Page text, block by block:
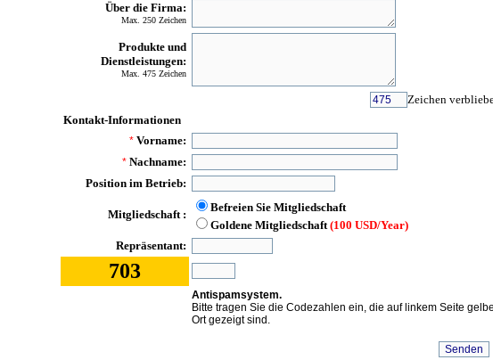
Über die Firma:
Max. 250 Zeichen
Produkte und
Dienstleistungen:
Max. 475 Zeichen
Zeichen
Kontakt-Informationen
* Vorname:
* Nachname:
Position im Betrieb:
Mitgliedschaft :
Befreien Sie Mitgliedschaft
Goldene Mitgliedschaft(100 USD/Year)
Repräsentant:
703
Antispamsystem.
Bitte tragen Sie die Codezahlen ein, die auf linkem Seite
Ort gezeigt sind.